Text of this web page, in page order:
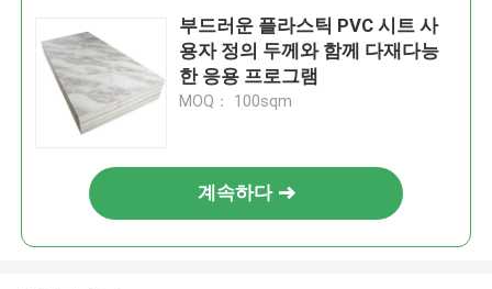
부드러운 플라스틱 PVC 시트 사
용자 정의 두께와 함께 다재다능
한 응용 프로그램
MOQ： 100sqm
계속하다